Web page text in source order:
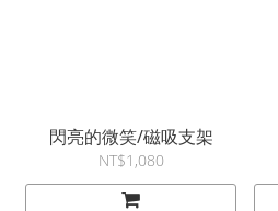
閃亮的微笑/磁吸支架
NT$1,080